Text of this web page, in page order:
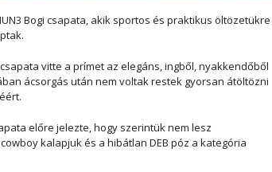
Bogi csapata, akik sportos és praktikus öltözetükre
vitte a prímet az elegáns, ingből, nyakkendőből
ácsorgás után nem voltak restek gyorsan átöltözni
előre jelezte, hogy szerintük nem lesz
kalapjuk és a hibátlan DEB póz a kategória